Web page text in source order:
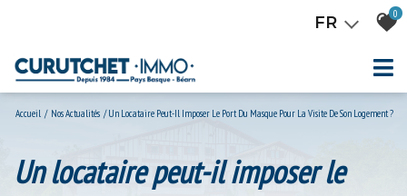
FR 0
Accueil Nos Actualités Un Locataire Peut-Il Imposer Le Port Du Masque Pour La Visite De Son Logement ?
un locataire peut-il imposer le